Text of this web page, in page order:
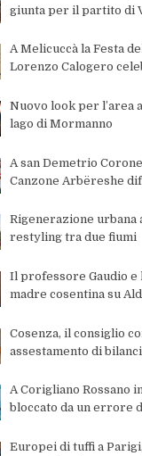
giunta per il partito di
A Melicuccà la Festa
Lorenzo Calogero
Nuovo look per l’area
lago di Mormanno
A san Demetrio
Canzone Arbëreshe
Rigenerazione urbana
restyling tra due fiumi
Il professore Gaudio e
madre cosentina su
Cosenza, il consiglio
assestamento di
A Corigliano Rossano
bloccato da un errore
Europei di tuffi a